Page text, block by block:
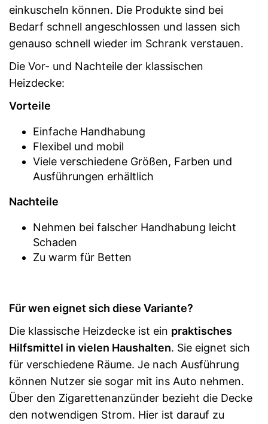
einkuscheln können. Die Produkte sind bei
Bedarf schnell angeschlossen und lassen sich
genauso schnell wieder im Schrank verstauen.
Die Vor- und Nachteile der klassischen
Heizdecke:
Vorteile
Einfache Handhabung
Flexibel und mobil
Viele verschiedene Größen, Farben und
Ausführungen erhältlich
Nachteile
Nehmen bei falscher Handhabung leicht
Schaden
Zu warm für Betten
Für wen eignet sich diese Variante?
Die klassische Heizdecke ist ein praktisches
Hilfsmittel in vielen Haushalten. Sie eignet sich
für verschiedene Räume. Je nach Ausführung
können Nutzer sie sogar mit ins Auto nehmen.
Über den Zigarettenanzünder bezieht die Decke
den notwendigen Strom. Hier ist darauf zu